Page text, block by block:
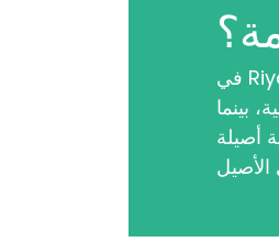
في Riyadh Trips، نلتزم بالسياحة المستدامة، ونقدّم جولات بيئية في السعودية، ورحلات
بينما
أصيلة